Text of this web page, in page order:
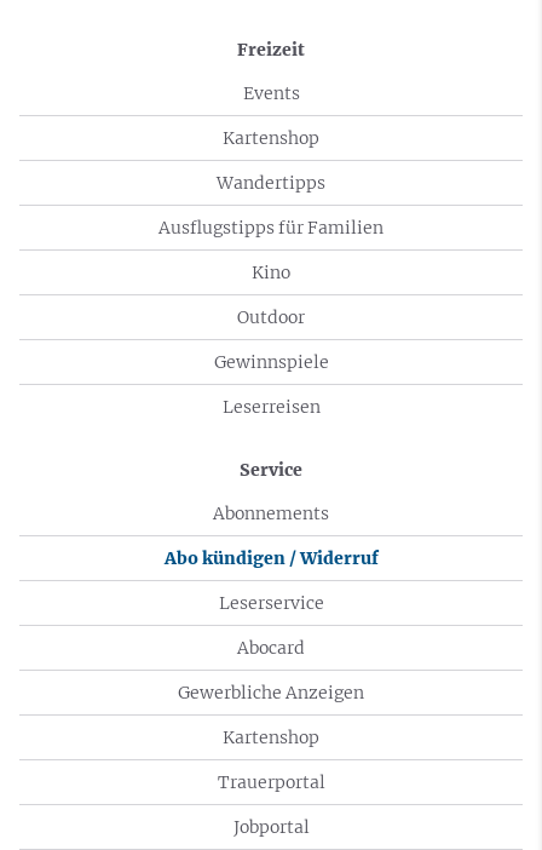
Freizeit
Events
Kartenshop
Wandertipps
Ausflugstipps für Familien
Kino
Outdoor
Gewinnspiele
Leserreisen
Service
Abonnements
Abo kündigen / Widerruf
Leserservice
Abocard
Gewerbliche Anzeigen
Kartenshop
Trauerportal
Jobportal